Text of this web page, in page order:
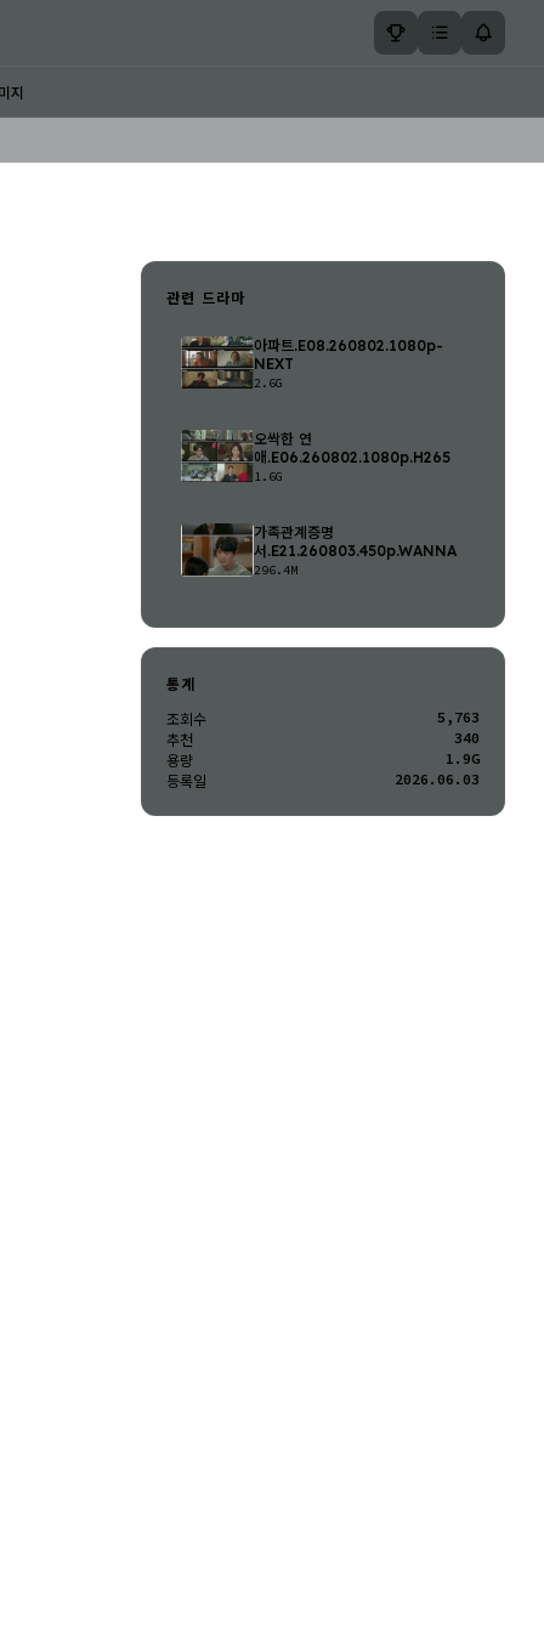
지
관련 드라마
아파트.E08.260802.1080p-
NEXT
2.6G
오싹한 연
애.E06.260802.1080p.H265
1.6G
가족관계증명
서.E21.260803.450p.WANNA
296.4M
통계
조회수
5,763
추천
340
용량
1.9G
등록일
2026.06.03